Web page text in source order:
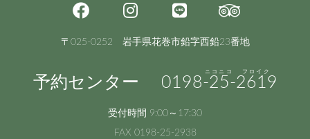
〒025-0252 岩手県花巻市鉛字西鉛23番地
予約センター 0198-25-2619
受付時間 9:00～17:30
FAX 0198-25-2938